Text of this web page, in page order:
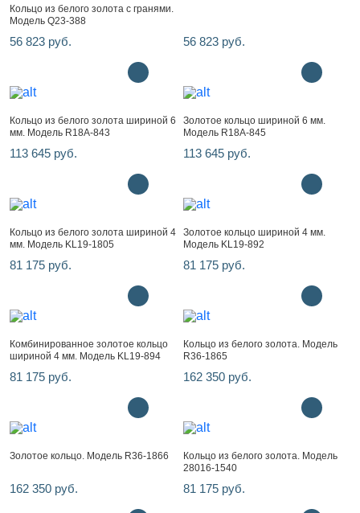
Кольцо из белого золота с гранями.
Модель Q23-388
56 823 руб. 56 823 руб.
Кольцо из белого золота шириной 6
мм. Модель R18A-843
113 645 руб.
Золотое кольцо шириной 6 мм.
Модель R18A-845
113 645 руб.
Кольцо из белого золота шириной 4
мм. Модель KL19-1805
81 175 руб.
Золотое кольцо шириной 4 мм.
Модель KL19-892
81 175 руб.
Комбинированное золотое кольцо
шириной 4 мм. Модель KL19-894
81 175 руб.
Кольцо из белого золота. Модель
R36-1865
162 350 руб.
Золотое кольцо. Модель R36-1866
162 350 руб.
Кольцо из белого золота. Модель
28016-1540
81 175 руб.